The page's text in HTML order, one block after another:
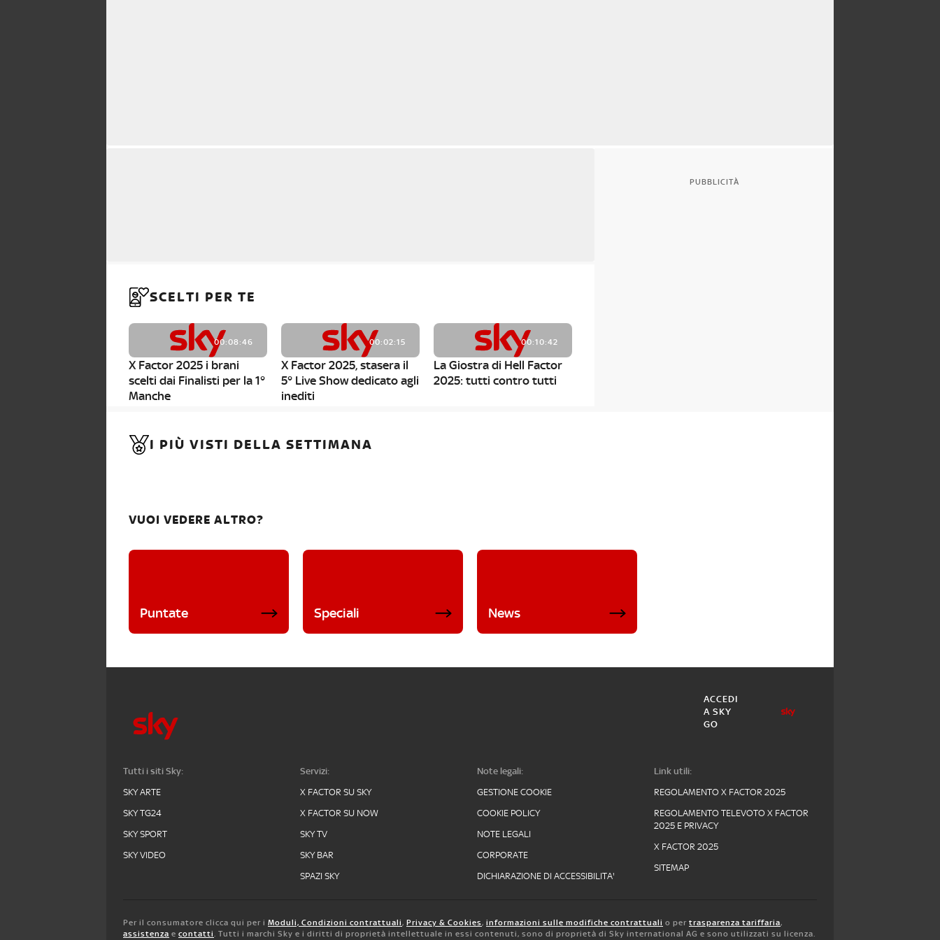
SCELTI PER TE
00:08:46
X Factor 2025 i brani
scelti dai Finalisti per la 1°
Manche
00:02:15
X Factor 2025, stasera il
5° Live Show dedicato agli
inediti
00:10:42
La Giostra di Hell Factor
2025: tutti contro tutti
PUBBLICITÀ
I PIÙ VISTI DELLA SETTIMANA
VUOI VEDERE ALTRO?
Puntate Speciali News
ACCEDI
A SKY
GO
Tutti i siti Sky:
SKY ARTE
SKY TG24
SKY SPORT
SKY VIDEO
Servizi:
X FACTOR SU SKY
X FACTOR SU NOW
SKY TV
SKY BAR
SPAZI SKY
Note legali:
GESTIONE COOKIE
COOKIE POLICY
NOTE LEGALI
CORPORATE
DICHIARAZIONE DI ACCESSIBILITA'
Link utili:
REGOLAMENTO X FACTOR 2025
REGOLAMENTO TELEVOTO X FACTOR
2025 E PRIVACY
X FACTOR 2025
SITEMAP
Per il consumatore clicca qui per i Moduli, Condizioni contrattuali, Privacy & Cookies, informazioni sulle modifiche contrattuali o per trasparenza tariffaria,
assistenza e contatti. Tutti i marchi Sky e i diritti di proprietà intellettuale in essi contenuti, sono di proprietà di Sky international AG e sono utilizzati su licenza.